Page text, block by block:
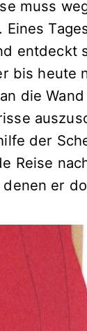
muss
entdeckt
bis heute
die
der
Reise
denen er